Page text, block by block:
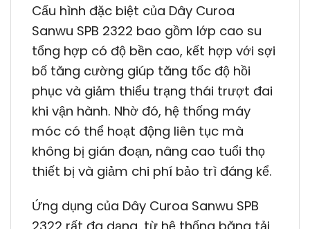
Cấu hình đặc biệt của Dây Curoa
Sanwu SPB 2322 bao gồm lớp cao su
tổng hợp có độ bền cao, kết hợp với sợi
bố tăng cường giúp tăng tốc độ hồi
phục và giảm thiểu trạng thái trượt đai
khi vận hành. Nhờ đó, hệ thống máy
móc có thể hoạt động liên tục mà
không bị gián đoạn, nâng cao tuổi thọ
thiết bị và giảm chi phí bảo trì đáng kể.
Ứng dụng của Dây Curoa Sanwu SPB